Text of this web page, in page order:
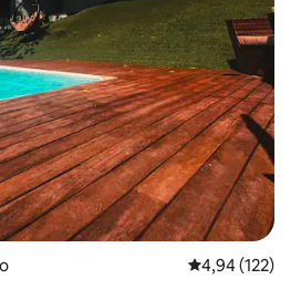
4,94 av 5 i
4,94 (122)